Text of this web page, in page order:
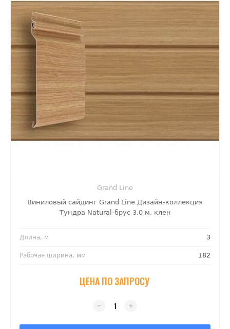
Grand Line
Виниловый сайдинг Grand Line Дизайн-коллекция
Тундра Natural-брус 3.0 м, клен
Длина, м 3
Рабочая ширина, мм 182
ЦЕНА ПО ЗАПРОСУ